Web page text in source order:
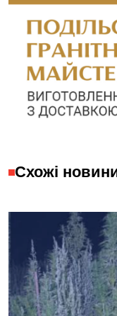
Схожі